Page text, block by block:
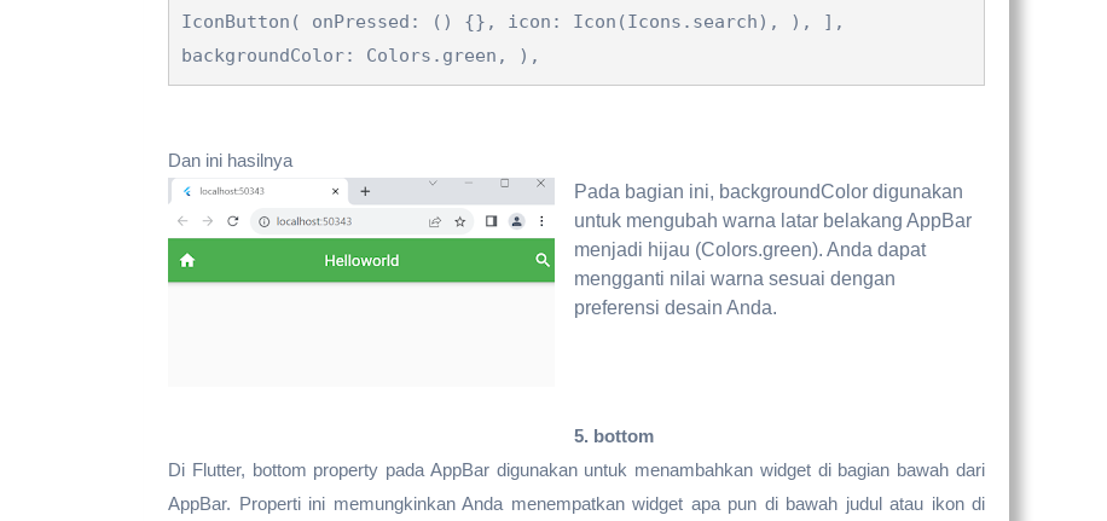
IconButton( onPressed: () {}, icon: Icon(Icons.search), ), ],
backgroundColor: Colors.green, ),
Dan ini hasilnya
Pada bagian ini, backgroundColor digunakan
untuk mengubah warna latar belakang AppBar
menjadi hijau (Colors.green). Anda dapat
mengganti nilai warna sesuai dengan
preferensi desain Anda.
5. bottom
Di Flutter, bottom property pada AppBar digunakan untuk menambahkan widget di bagian bawah dari
AppBar. Properti ini memungkinkan Anda menempatkan widget apa pun di bawah judul atau ikon di